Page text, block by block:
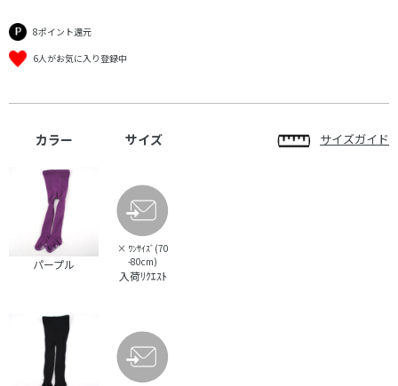
8ポイント還元
6人がお気に入り登録中
カラー サイズ サイズガイド
パープル
× ﾜﾝｻｲｽﾞ(70
-80cm)
入荷ﾘｸｴｽﾄ